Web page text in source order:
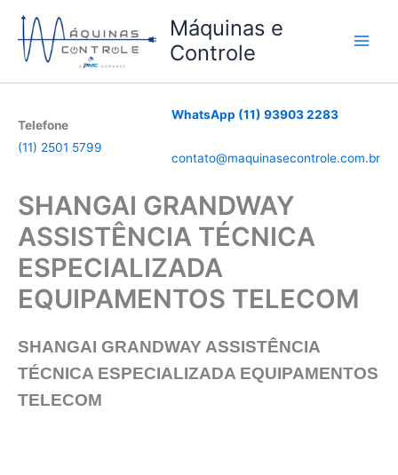
para
Máquinas e
Controle
Telefone
(11) 2501 5799
WhatsApp (11) 93903 2283
contato@maquinasecontrole.com.br
SHANGAI GRANDWAY
ASSISTÊNCIA TÉCNICA
ESPECIALIZADA
EQUIPAMENTOS TELECOM
SHANGAI GRANDWAY ASSISTÊNCIA
TÉCNICA ESPECIALIZADA EQUIPAMENTOS
TELECOM